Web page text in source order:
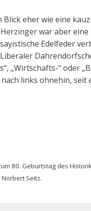
eher wie eine
war aber
Edelfeder
„Wirtschafts-“ oder
links ohnehin,
80. Geburtstag des
Seitz.